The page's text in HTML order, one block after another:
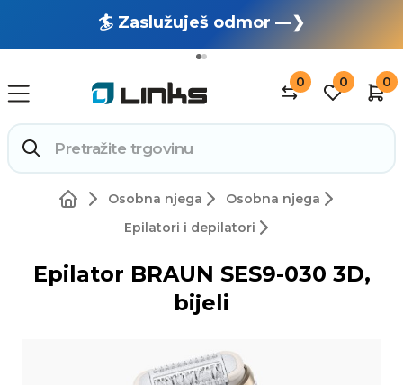
🏄 Zaslužuješ odmor —❯
🔥 OUTLET: TOTALNA RASPRODAJA —❯
0 0 0
Osobna njega
Osobna njega
Epilatori i depilatori
Epilator BRAUN SES9-030 3D,
bijeli